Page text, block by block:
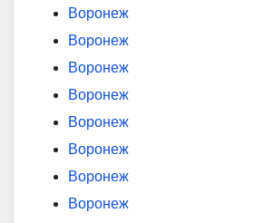
Воронеж
Воронеж
Воронеж
Воронеж
Воронеж
Воронеж
Воронеж
Воронеж